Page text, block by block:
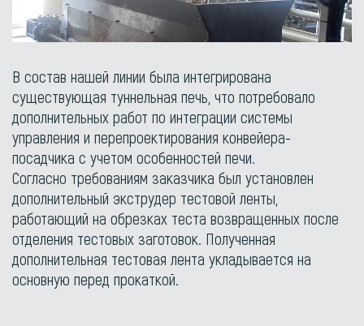
В состав нашей линии была интегрирована
существующая туннельная печь, что потребовало
дополнительных работ по интеграции системы
управления и перепроектирования конвейера-
посадчика с учетом особенностей печи.
Согласно требованиям заказчика был установлен
дополнительный экструдер тестовой ленты,
работающий на обрезках теста возвращенных после
отделения тестовых заготовок. Полученная
дополнительная тестовая лента укладывается на
основную перед прокаткой.